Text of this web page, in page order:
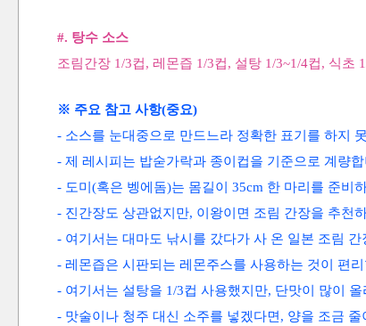
#. 탕수 소스
조림간장 1/3컵, 레몬즙 1/3컵, 설탕 1/3~1/4컵, 식초
※ 주요 참고 사항(중요)
- 소스를 눈대중으로 만드느라 정확한 표기를 하지
- 제 레시피는 밥숟가락과 종이컵을 기준으로 계량
- 도미(혹은 벵에돔)는 몸길이 35cm 한 마리를 준비
- 진간장도 상관없지만, 이왕이면 조림 간장을 추천
- 여기서는 대마도 낚시를 갔다가 사 온 일본 조림
- 레몬즙은 시판되는 레몬주스를 사용하는 것이 편
- 여기서는 설탕을 1/3컵 사용했지만, 단맛이 많이
- 맛술이나 청주 대신 소주를 넣겠다면, 양을 조금 줄